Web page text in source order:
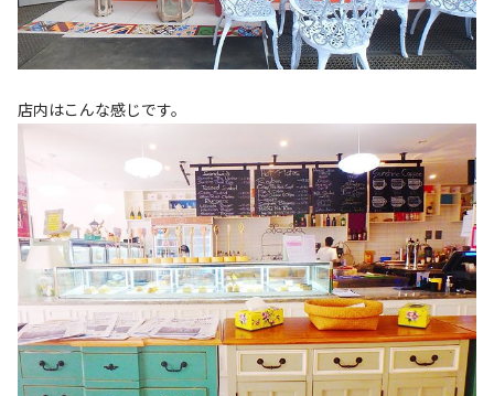
店内はこんな感じです。